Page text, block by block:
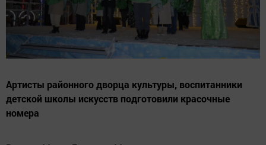
Артисты районного дворца культуры, воспитанники
детской школы искусств подготовили красочные
номера